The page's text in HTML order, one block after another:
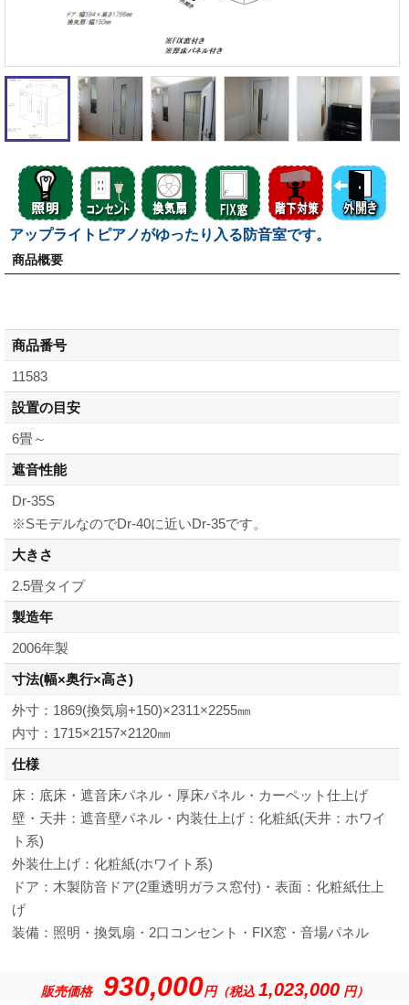
アップライトピアノがゆったり入る防音室です。
商品概要
商品番号
11583
設置の目安
6畳～
遮音性能
Dr-35S
※SモデルなのでDr-40に近いDr-35です。
大きさ
2.5畳タイプ
製造年
2006年製
寸法(幅×奥行×高さ)
外寸：1869(換気扇+150)×2311×2255㎜
内寸：1715×2157×2120㎜
仕様
床：底床・遮音床パネル・厚床パネル・カーペット仕上げ
壁・天井：遮音壁パネル・内装仕上げ：化粧紙(天井：ホワイ
ト系)
外装仕上げ：化粧紙(ホワイト系)
ドア：木製防音ドア(2重透明ガラス窓付)・表面：化粧紙仕上
げ
装備：照明・換気扇・2口コンセント・FIX窓・音場パネル
販売価格 930,000円（税込 1,023,000 円）